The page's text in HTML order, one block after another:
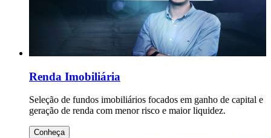
Renda Imobiliária
Seleção de fundos imobiliários focados em ganho de capital e
geração de renda com menor risco e maior liquidez.
Conheça